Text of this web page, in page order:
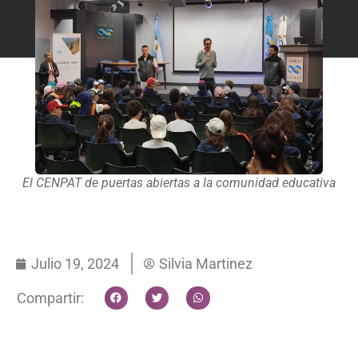
El CENPAT de puertas abiertas a la comunidad educativa
Julio 19, 2024 Silvia Martinez
Compartir: